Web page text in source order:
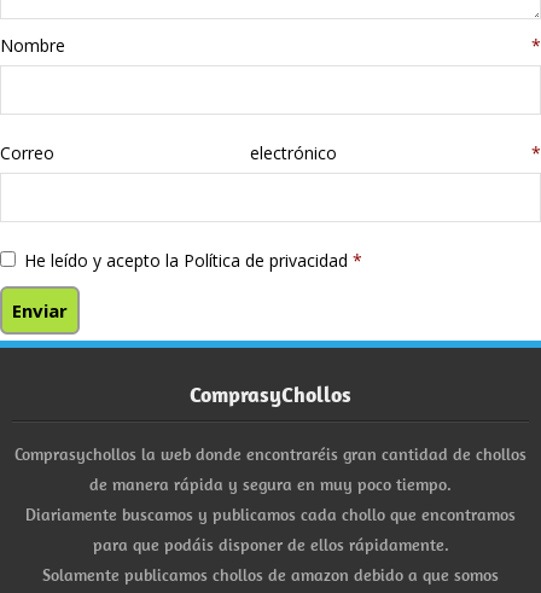
Stanley
libros
Nombre *
Correo electrónico *
He leído y acepto la Política de privacidad *
ComprasyChollos
Comprasychollos la web donde encontraréis gran cantidad de chollos
de manera rápida y segura en muy poco tiempo.
Diariamente buscamos y publicamos cada chollo que encontramos
para que podáis disponer de ellos rápidamente.
Solamente publicamos chollos de amazon debido a que somos